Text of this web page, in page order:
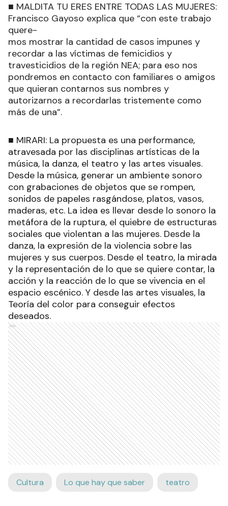
■ MALDITA TU ERES ENTRE TODAS LAS MUJERES:
Francisco Gayoso explica que “con este trabajo
quere-
mos mostrar la cantidad de casos impunes y
recordar a las víctimas de femicidios y
travesticidios de la región NEA; para eso nos
pondremos en contacto con familiares o amigos
que quieran contarnos sus nombres y
autorizarnos a recordarlas tristemente como
más de una”.
■ MIRARI: La propuesta es una performance,
atravesada por las disciplinas artísticas de la
música, la danza, el teatro y las artes visuales.
Desde la música, generar un ambiente sonoro
con grabaciones de objetos que se rompen,
sonidos de papeles rasgándose, platos, vasos,
maderas, etc. La idea es llevar desde lo sonoro la
metáfora de la ruptura, el quiebre de estructuras
sociales que violentan a las mujeres. Desde la
danza, la expresión de la violencia sobre las
mujeres y sus cuerpos. Desde el teatro, la mirada
y la representación de lo que se quiere contar, la
acción y la reacción de lo que se vivencia en el
espacio escénico. Y desde las artes visuales, la
Teoría del color para conseguir efectos
deseados.
Ads
Cultura Lo que hay que saber teatro